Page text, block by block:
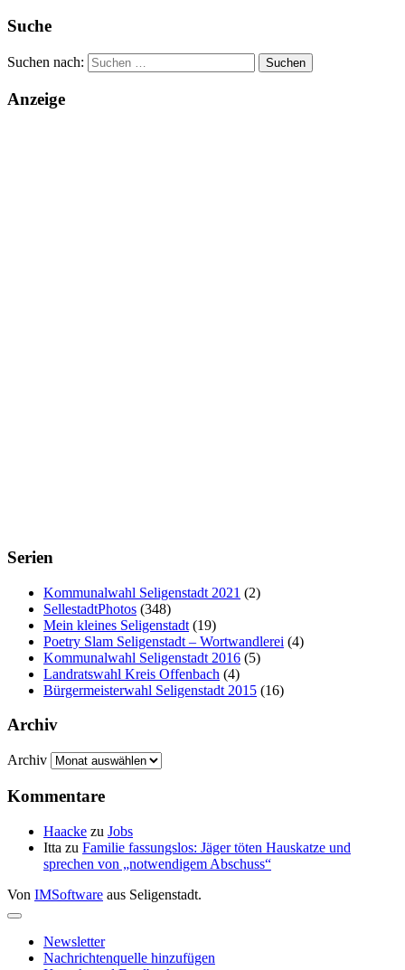
Suche
Suchen nach:
Anzeige
Serien
Kommunalwahl Seligenstadt 2021 (2)
SellestadtPhotos (348)
Mein kleines Seligenstadt (19)
Poetry Slam Seligenstadt – Wortwandlerei (4)
Kommunalwahl Seligenstadt 2016 (5)
Landratswahl Kreis Offenbach (4)
Bürgermeisterwahl Seligenstadt 2015 (16)
Archiv
Archiv
Kommentare
Haacke zu Jobs
Itta zu Familie fassungslos: Jäger töten Hauskatze und
sprechen von „notwendigem Abschuss“
Von IMSoftware aus Seligenstadt.
Newsletter
Nachrichtenquelle hinzufügen